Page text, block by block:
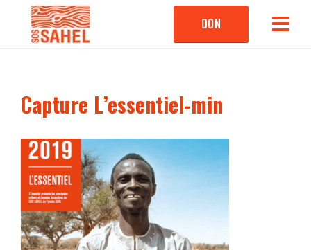
DON
Capture L’essentiel-min